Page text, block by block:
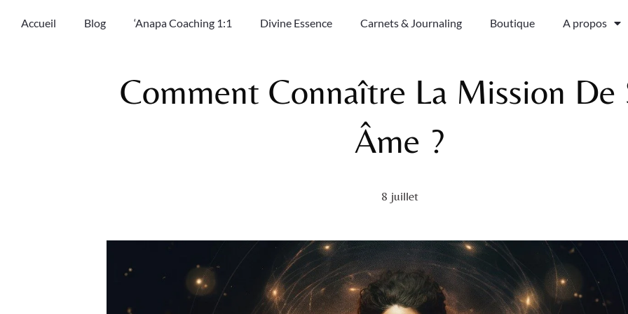
Accueil Blog ‘Anapa Coaching 1:1 Divine Essence Carnets & Journaling Boutique A propos
Comment Connaître La Mission De
Âme ?
8 juillet